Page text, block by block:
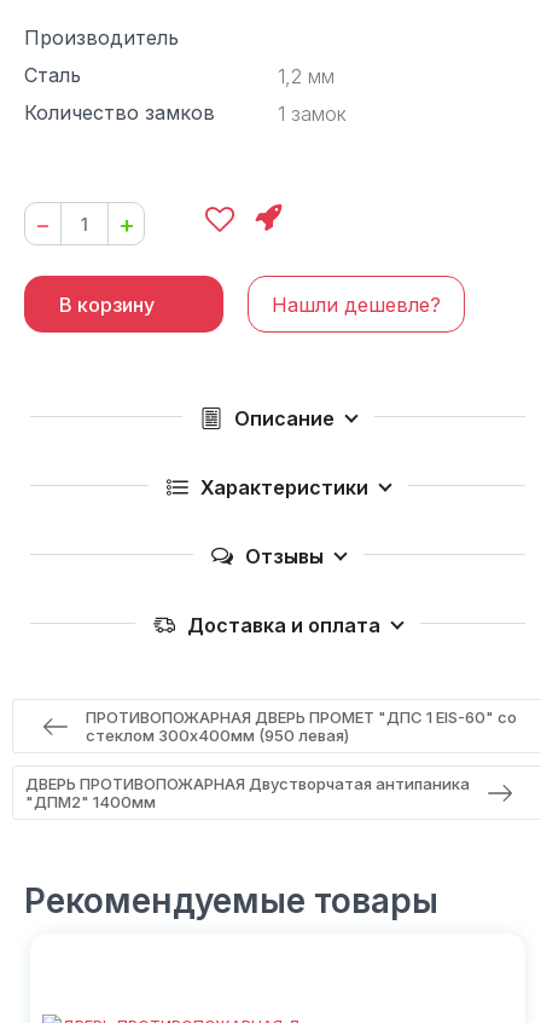
Производитель
Сталь
1,2 мм
Количество замков
1 замок
− +
В корзину Нашли дешевле?
Описание
Характеристики
Отзывы
Доставка и оплата
ПРОТИВОПОЖАРНАЯ ДВЕРЬ ПРОМЕТ "ДПС 1 EIS-60" со
стеклом 300х400мм (950 левая)
ДВЕРЬ ПРОТИВОПОЖАРНАЯ Двустворчатая антипаника
"ДПМ2" 1400мм
Рекомендуемые товары